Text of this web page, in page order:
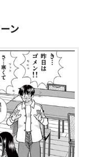
ン